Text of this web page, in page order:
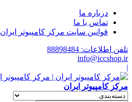
درباره ما
تماس با ما
قوانین سایت مرکز کامپیوتر ایران
تلفن اطلاعات: 88898484
info@iccshop.ir
|
مرکز کامپیوتر ایران